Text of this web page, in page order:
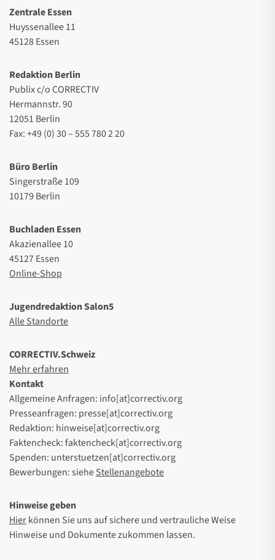
Zentrale Essen
Huyssenallee 11
45128 Essen
Redaktion Berlin
Publix c/o CORRECTIV
Hermannstr. 90
12051 Berlin
Fax: +49 (0) 30 – 555 780 2 20
Büro Berlin
Singerstraße 109
10179 Berlin
Buchladen Essen
Akazienallee 10
45127 Essen
Online-Shop
Jugendredaktion Salon5
Alle Standorte
CORRECTIV.Schweiz
Mehr erfahren
Kontakt
Allgemeine Anfragen: info[at]correctiv.org
Presseanfragen: presse[at]correctiv.org
Redaktion: hinweise[at]correctiv.org
Faktencheck: faktencheck[at]correctiv.org
Spenden: unterstuetzen[at]correctiv.org
Bewerbungen: sieheStellenangebote
Hinweise geben
Hierkönnen Sie uns auf sichere und vertrauliche Weise
Hinweise und Dokumente zukommen lassen.